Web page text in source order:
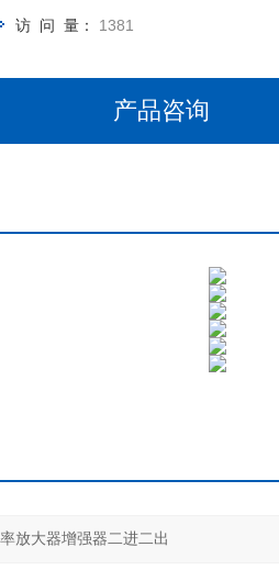
访 问 量： 1381
产品咨询